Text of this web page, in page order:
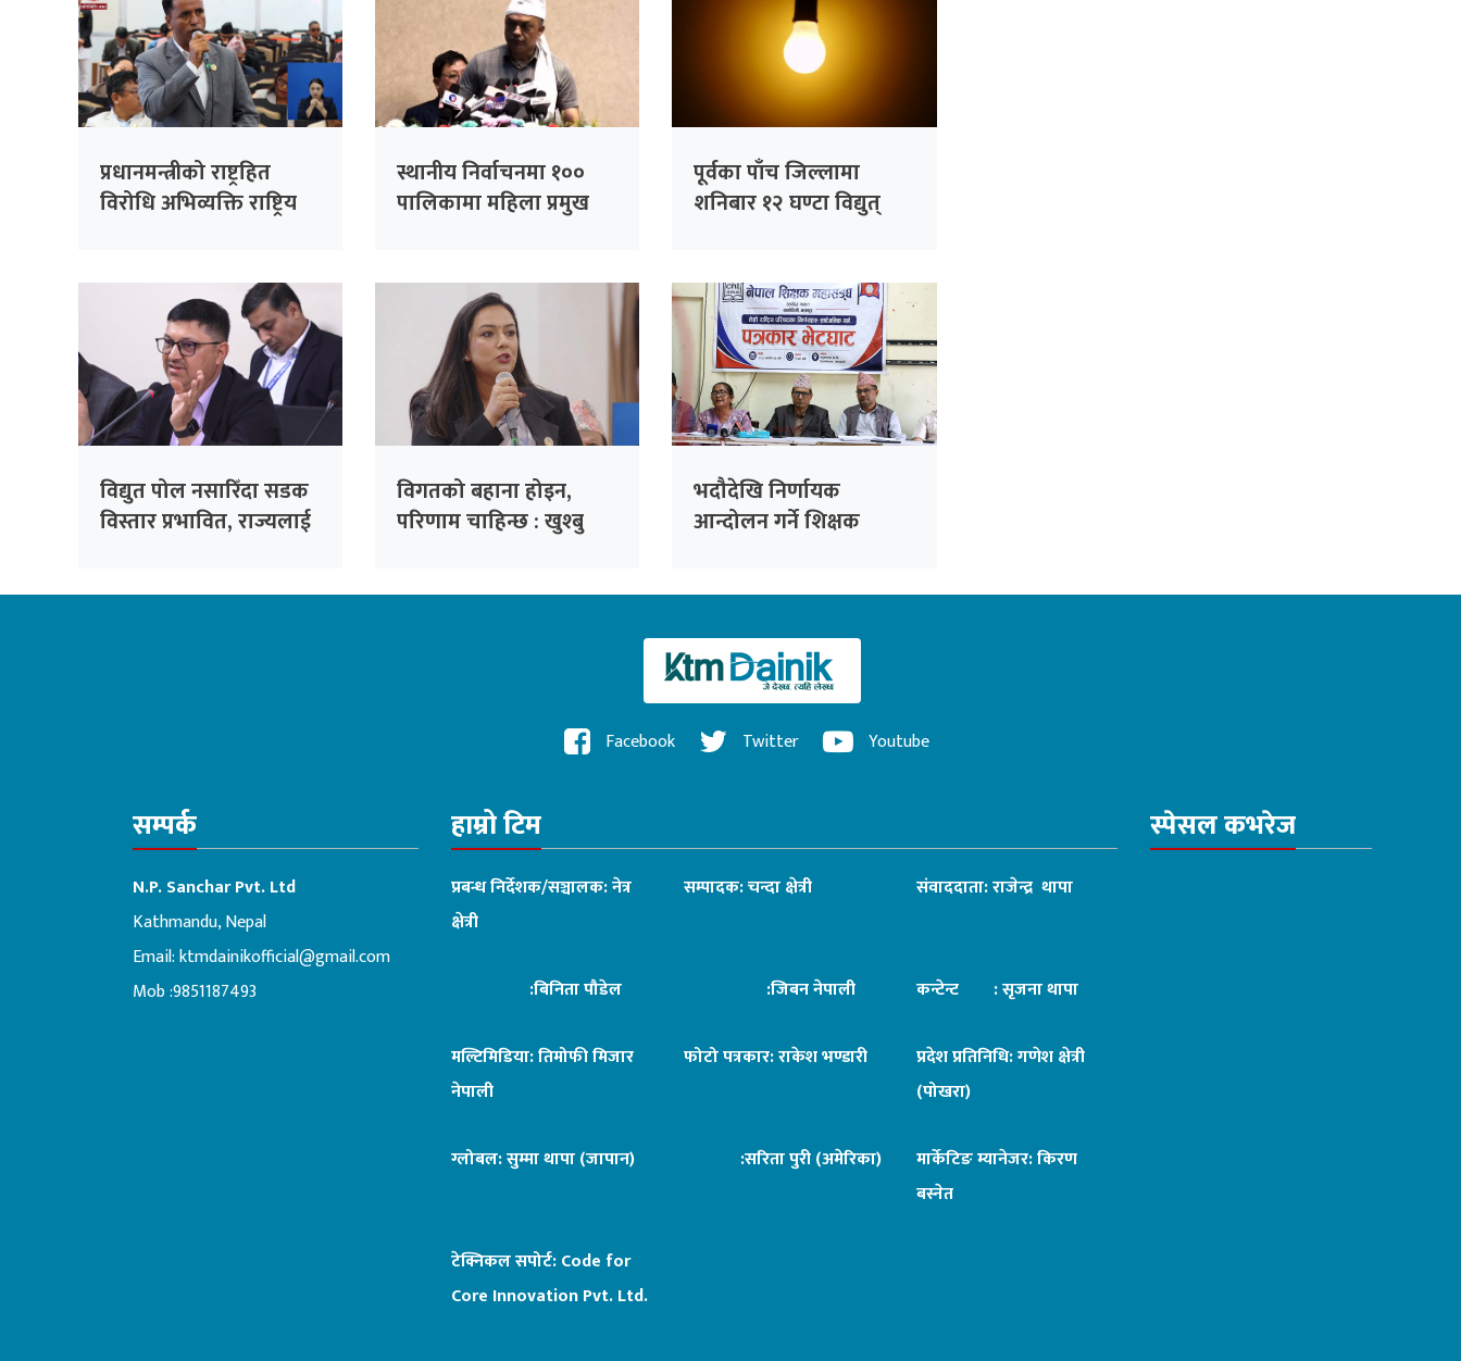
प्रधानमन्त्रीको राष्ट्रहित
विरोधि अभिव्यक्ति राष्ट्रिय
स्थानीय निर्वाचनमा १००
पालिकामा महिला प्रमुख
पूर्वका पाँच जिल्लामा
शनिबार १२ घण्टा विद्युत्
विद्युत पोल नसारिँदा सडक
विस्तार प्रभावित, राज्यलाई
विगतको बहाना होइन,
परिणाम चाहिन्छ : खुश्बु
भदौदेखि निर्णायक
आन्दोलन गर्ने शिक्षक
Facebook Twitter Youtube
सम्पर्क
N.P. Sanchar Pvt. Ltd
Kathmandu, Nepal
Email:ktmdainikofficial@gmail.com
Mob :9851187493
हाम्रो टिम
प्रबन्ध निर्देशक/सञ्चालक: नेत्र
क्षेत्री
सम्पादक: चन्दा क्षेत्री संवाददाता: राजेन्द्र थापा
:बिनिता पौडेल :जिबन नेपाली कन्टेन्ट : सृजना थापा
मल्टिमिडिया: तिमोफी मिजार
नेपाली
फोटो पत्रकार: राकेश भण्डारी
प्रदेश प्रतिनिधि: गणेश क्षेत्री
(पोखरा)
ग्लोबल: सुम्मा थापा (जापान) :सरिता पुरी (अमेरिका)
मार्केटिङ म्यानेजर: किरण
बस्नेत
टेक्निकल सपोर्ट:Code for
Core Innovation Pvt. Ltd.
स्पेसल कभरेज